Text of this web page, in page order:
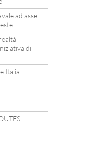
ad asse
di
Italia-